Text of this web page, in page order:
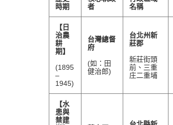
時期
者
名稱
【日
治農
耕
期】
(1895
–
1945)
台灣總督
府
(如：田
健治郎)
台北州新
莊郡
新莊街頭
前、三重
庄二重埔
【水
患與
禁建